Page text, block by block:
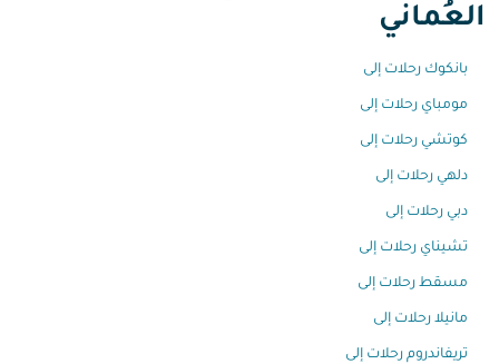
العُماني
بانكوك رحلات إلى
مومباي رحلات إلى
كوتشي رحلات إلى
دلهي رحلات إلى
دبي رحلات إلى
تشيناي رحلات إلى
مسقط رحلات إلى
مانيلا رحلات إلى
تريفاندروم رحلات إلى